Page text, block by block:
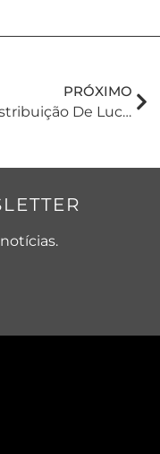
PRÓXIMO
Distribuição De Lucros Atrelada Aos Dias Trabalhados Pelo Sócio